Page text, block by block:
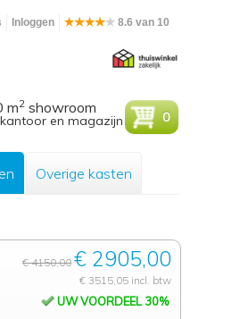
Inloggen 8.6 van 10
m2 showroom
en magazijn 0
Overige kasten
€ 4150,00 € 2905,00
€ 3515,05 incl. btw
UW VOORDEEL 30%